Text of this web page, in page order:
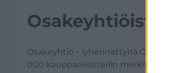
Osakeyhtiöistä
Osakeyhtiö – lyhennettynä Oy – on
000 kaupparekisteriin merkittyä